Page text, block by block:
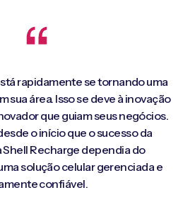
rapidamente se tornando uma
sua área. Isso se deve à inovação
que guiam seus negócios.
o início que o sucesso da
Shell Recharge dependia do
solução celular gerenciada e
confiável.